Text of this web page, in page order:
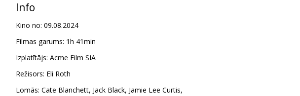
Info
Kino no: 09.08.2024
Filmas garums: 1h 41min
Izplatītājs: Acme Film SIA
Režisors: Eli Roth
Lomās: Cate Blanchett, Jack Black, Jamie Lee Curtis,